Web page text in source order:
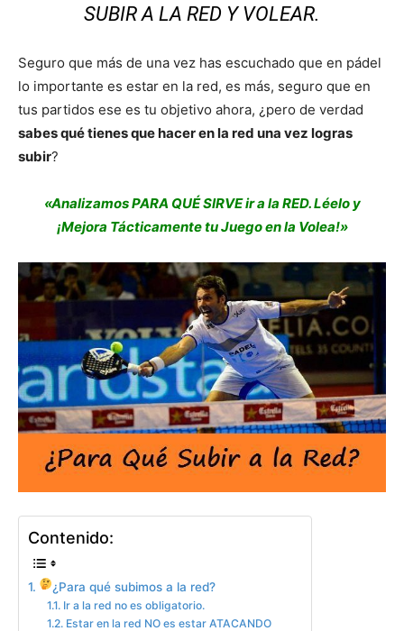
SUBIR A LA RED Y VOLEAR.
Seguro que más de una vez has escuchado que en pádel
lo importante es estar en la red, es más, seguro que en
tus partidos ese es tu objetivo ahora, ¿pero de verdad
sabes qué tienes que hacer en la red una vez logras
subir?
«Analizamos PARA QUÉ SIRVE ir a la RED. Léelo y
¡Mejora Tácticamente tu Juego en la Volea!»
Contenido:
¿Para qué subimos a la red?
Ir a la red no es obligatorio.
Estar en la red NO es estar ATACANDO